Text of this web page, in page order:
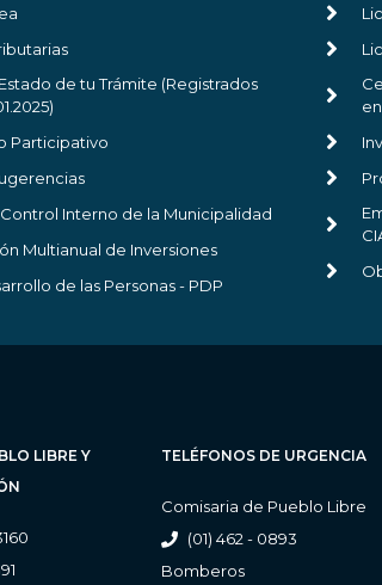
de tu Trámite (Registrados
Participativo
Interno de la Municipalidad
Multianual de Inversiones
de las Personas - PDP
LIBRE Y
TELÉFONOS DE URGENCIA
Comisaria de Pueblo Libre
(01) 462 - 0893
Bomberos